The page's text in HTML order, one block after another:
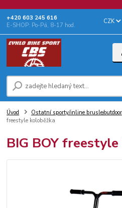
CZK
+‭420 603 245 616‬
E-SHOP: Po-Pá, 8-17 hod.
Úvod Ostatní sporty/inline brusle/outdoor
freestyle koloběžka
BIG BOY